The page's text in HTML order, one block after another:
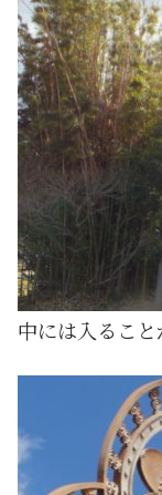
中には入ること